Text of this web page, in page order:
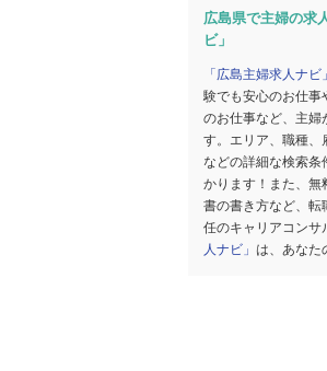
広島県で主婦の求
ビ」
「広島主婦求人ナビ」
験でも安心のお仕事
のお仕事など、主婦
す。エリア、職種、
などの詳細な検索条
かります！また、無
書の書き方など、転
任のキャリアコンサ
人ナビ」 は、あなた